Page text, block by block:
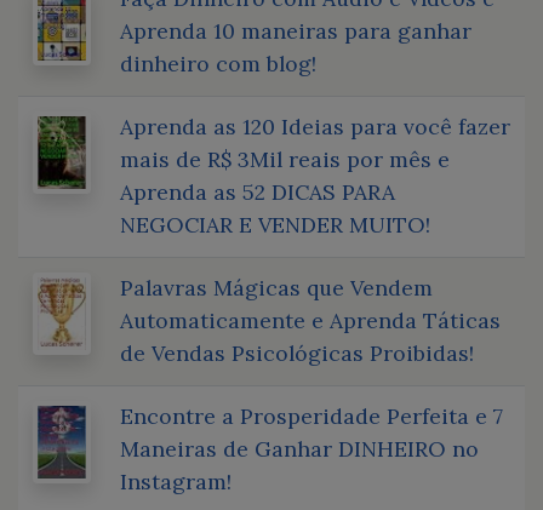
Aprenda 10 maneiras para ganhar
dinheiro com blog!
Aprenda as 120 Ideias para você fazer
mais de R$ 3Mil reais por mês e
Aprenda as 52 DICAS PARA
NEGOCIAR E VENDER MUITO!
Palavras Mágicas que Vendem
Automaticamente e Aprenda Táticas
de Vendas Psicológicas Proibidas!
Encontre a Prosperidade Perfeita e 7
Maneiras de Ganhar DINHEIRO no
Instagram!